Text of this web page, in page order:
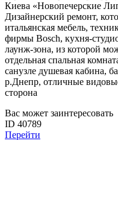
Киева «Новопечерские
Дизайнерский ремонт,
итальянская мебель,
фирмы Bosch, кухня-
лаунж-зона, из которой
отдельная спальная
санузле душевая кабина,
р.Днепр, отличные
сторона
Вас может заинтересовать
ID 40789
Перейти